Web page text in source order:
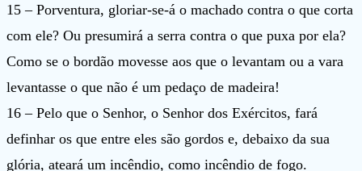
15 – Porventura, gloriar-se-á o machado contra o que corta
com ele? Ou presumirá a serra contra o que puxa por ela?
Como se o bordão movesse aos que o levantam ou a vara
levantasse o que não é um pedaço de madeira!
16 – Pelo que o Senhor, o Senhor dos Exércitos, fará
definhar os que entre eles são gordos e, debaixo da sua
glória, ateará um incêndio, como incêndio de fogo.